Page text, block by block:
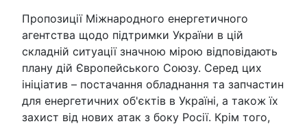
Пропозиції Міжнародного енергетичного
агентства щодо підтримки України в цій
складній ситуації значною мірою відповідають
плану дій Європейського Союзу. Серед цих
ініціатив – постачання обладнання та запчастин
для енергетичних об'єктів в Україні, а також їх
захист від нових атак з боку Росії. Крім того,